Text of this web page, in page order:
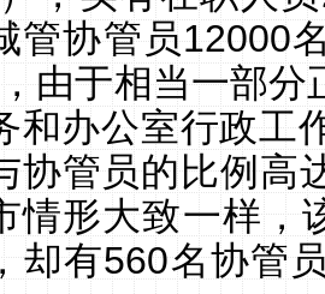
管协管员12000
，由于相当一部分
和办公室行政工
协管员的比例高
情形大致一样，
却有560名协管